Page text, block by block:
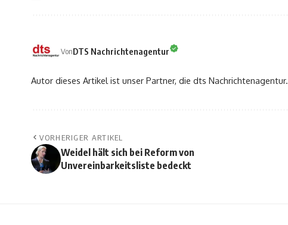
VonDTS Nachrichtenagentur
Autor dieses Artikel ist unser Partner, die dts Nachrichtenagentur.
VORHERIGER ARTIKEL
Weidel hält sich bei Reform von
Unvereinbarkeitsliste bedeckt